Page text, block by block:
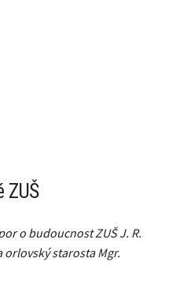
ZUŠ
o budoucnost ZUŠ J. R.
orlovský starosta Mgr.